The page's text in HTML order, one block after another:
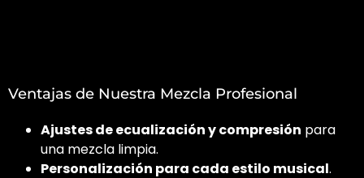
Ventajas de Nuestra Mezcla Profesional
Ajustes de ecualización y compresión para
una mezcla limpia.
Personalización para cada estilo musical.